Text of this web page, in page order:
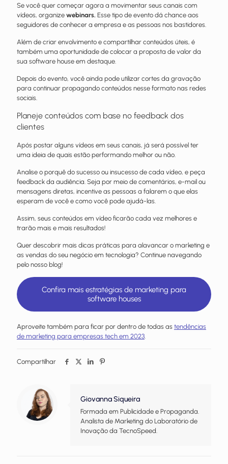
Se você quer começar agora a movimentar seus canais com
vídeos, organize webinars. Esse tipo de evento dá chance aos
seguidores de conhecer a empresa e as pessoas nos bastidores.
Além de criar envolvimento e compartilhar conteúdos úteis, é
também uma oportunidade de colocar a proposta de valor da
sua software house em destaque.
Depois do evento, você ainda pode utilizar cortes da gravação
para continuar propagando conteúdos nesse formato nas redes
sociais.
Planeje conteúdos com base no feedback dos
clientes
Após postar alguns vídeos em seus canais, já será possível ter
uma ideia de quais estão performando melhor ou não.
Analise o porquê do sucesso ou insucesso de cada vídeo, e peça
feedback da audiência. Seja por meio de comentários, e-mail ou
mensagens diretas, incentive as pessoas a falarem o que elas
esperam de você e como você pode ajudá-las.
Assim, seus conteúdos em vídeo ficarão cada vez melhores e
trarão mais e mais resultados!
Quer descobrir mais dicas práticas para alavancar o marketing e
as vendas do seu negócio em tecnologia? Continue navegando
pelo nosso blog!
Confira mais estratégias de marketing para
software houses
Aproveite também para ficar por dentro de todas as tendências
de marketing para empresas tech em 2023
Compartilhar
Giovanna Siqueira
Formada em Publicidade e Propaganda.
Analista de Marketing do Laboratório de
Inovação da TecnoSpeed.